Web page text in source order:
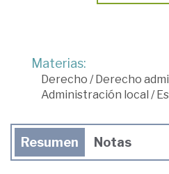
Materias:
Derecho /Derecho
Administración local /
Resumen Notas